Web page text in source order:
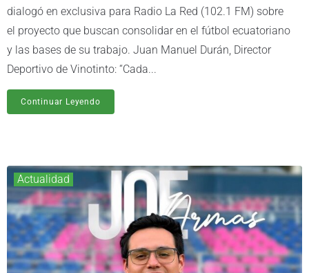
dialogó en exclusiva para Radio La Red (102.1 FM) sobre
el proyecto que buscan consolidar en el fútbol ecuatoriano
y las bases de su trabajo. Juan Manuel Durán, Director
Deportivo de Vinotinto: “Cada...
Continuar Leyendo
Actualidad